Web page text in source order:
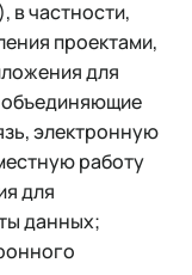
в частности,
проектами,
для
электронную
работу
для
данных;